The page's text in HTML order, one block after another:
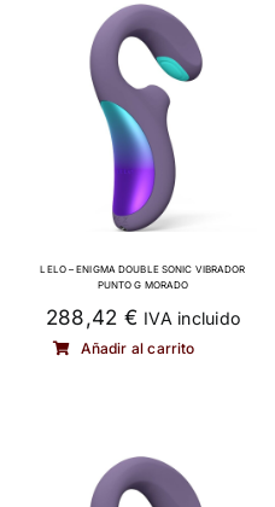
LELO – ENIGMA DOUBLE SONIC VIBRADOR
PUNTO G MORADO
288,42 € IVA incluido
Añadir al carrito